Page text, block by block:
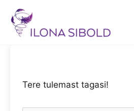
content
Tere tulemast tagasi!